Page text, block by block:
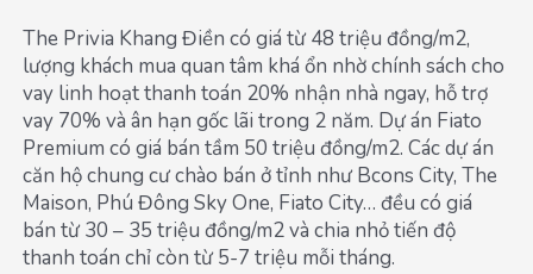
The Privia Khang Điền có giá từ 48 triệu đồng/m2,
lượng khách mua quan tâm khá ổn nhờ chính sách cho
vay linh hoạt thanh toán 20% nhận nhà ngay, hỗ trợ
vay 70% và ân hạn gốc lãi trong 2 năm. Dự án Fiato
Premium có giá bán tầm 50 triệu đồng/m2. Các dự án
căn hộ chung cư chào bán ở tỉnh như Bcons City, The
Maison, Phú Đông Sky One, Fiato City… đều có giá
bán từ 30 – 35 triệu đồng/m2 và chia nhỏ tiến độ
thanh toán chỉ còn từ 5-7 triệu mỗi tháng.